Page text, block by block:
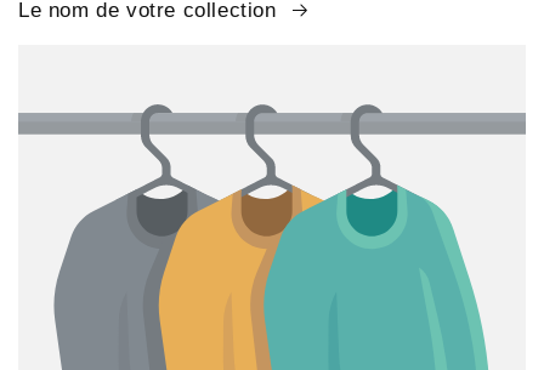
Le nom de votre collection